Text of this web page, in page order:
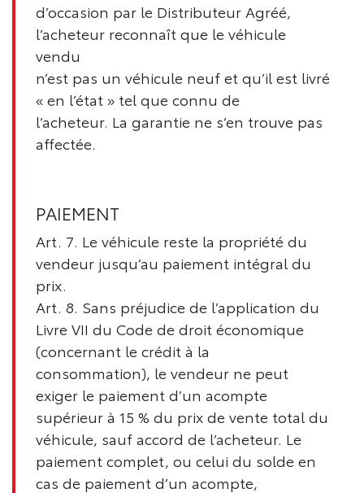
d’occasion par le Distributeur Agréé,
l’acheteur reconnaît que le véhicule
vendu
n’est pas un véhicule neuf et qu’il est livré
« en l’état » tel que connu de
l’acheteur. La garantie ne s’en trouve pas
affectée.
PAIEMENT
Art. 7. Le véhicule reste la propriété du
vendeur jusqu’au paiement intégral du
prix.
Art. 8. Sans préjudice de l’application du
Livre VII du Code de droit économique
(concernant le crédit à la
consommation), le vendeur ne peut
exiger le paiement d’un acompte
supérieur à 15 % du prix de vente total du
véhicule, sauf accord de l’acheteur. Le
paiement complet, ou celui du solde en
cas de paiement d’un acompte,